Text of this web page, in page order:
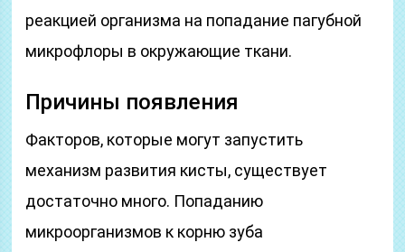
реакцией организма на попадание пагубной
микрофлоры в окружающие ткани.
Причины появления
Факторов, которые могут запустить
механизм развития кисты, существует
достаточно много. Попаданию
микроорганизмов к корню зуба